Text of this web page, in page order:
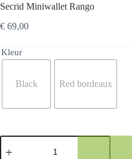
Secrid Miniwallet Rango
€ 69,00
Kleur
Black Red bordeaux
Secrid
Miniwallet